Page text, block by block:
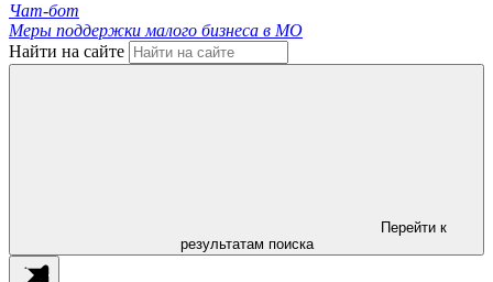
Чат-бот
Меры поддержки малого бизнеса в МО
Найти на сайте
Перейти к
результатам поиска